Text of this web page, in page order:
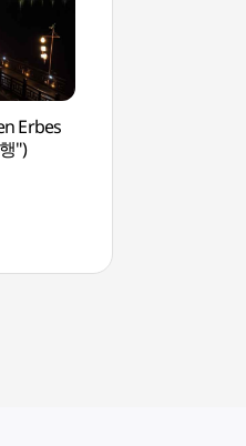
Erbes
")